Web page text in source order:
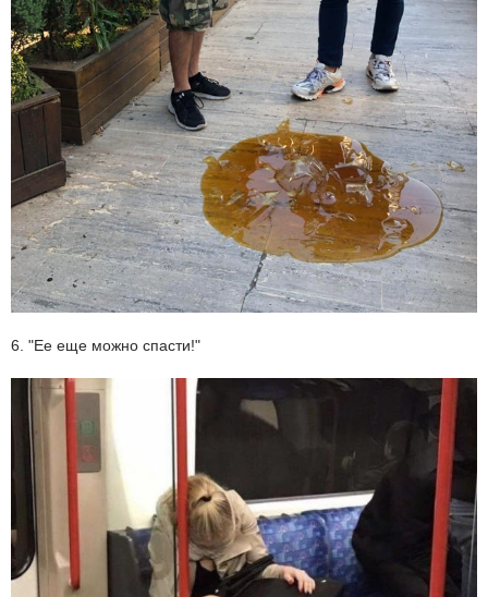
6. "Ее еще можно спасти!"